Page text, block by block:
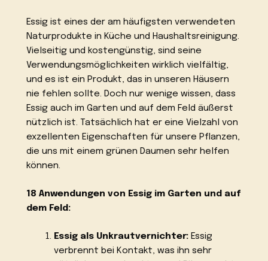
Essig ist eines der am häufigsten verwendeten
Naturprodukte in Küche und Haushaltsreinigung.
Vielseitig und kostengünstig, sind seine
Verwendungsmöglichkeiten wirklich vielfältig,
und es ist ein Produkt, das in unseren Häusern
nie fehlen sollte. Doch nur wenige wissen, dass
Essig auch im Garten und auf dem Feld äußerst
nützlich ist. Tatsächlich hat er eine Vielzahl von
exzellenten Eigenschaften für unsere Pflanzen,
die uns mit einem grünen Daumen sehr helfen
können.
18 Anwendungen von Essig im Garten und auf
dem Feld:
Essig als Unkrautvernichter:Essig
verbrennt bei Kontakt, was ihn sehr